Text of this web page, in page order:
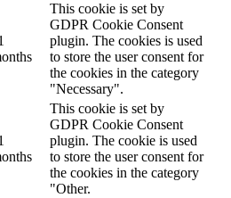
This cookie is set by
GDPR Cookie Consent
plugin. The cookies is used
to store the user consent for
the cookies in the category
"Necessary".
This cookie is set by
GDPR Cookie Consent
plugin. The cookie is used
to store the user consent for
the cookies in the category
"Other.